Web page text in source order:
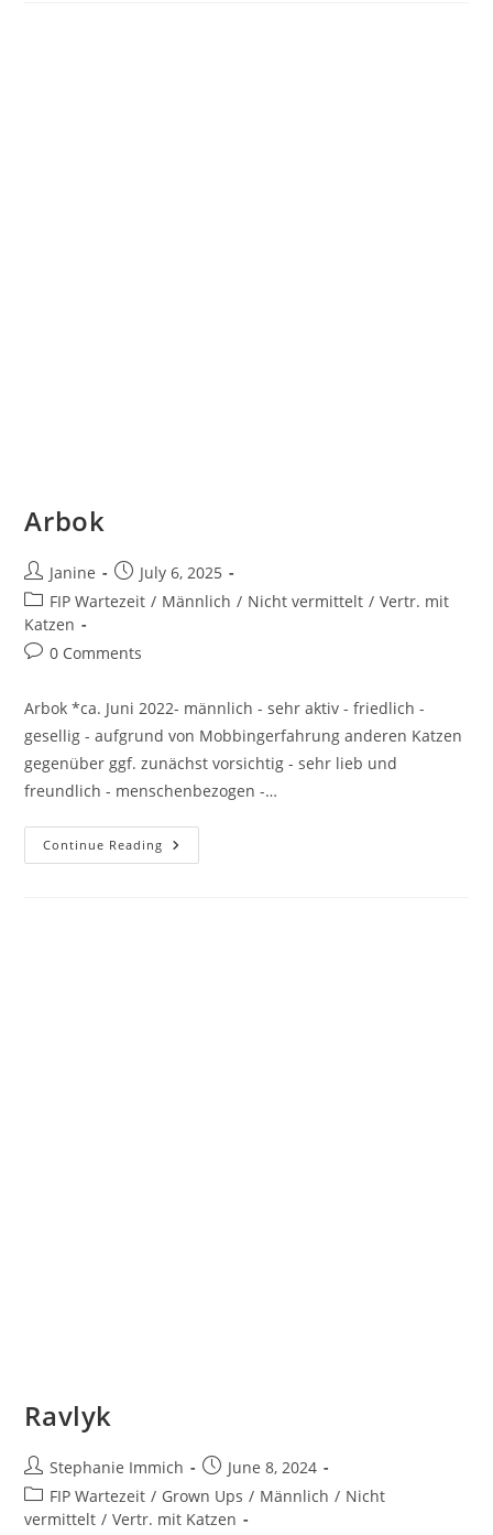
Arbok
Post
author:
Janine
Post
published:
July 6, 2025
Post
category:
FIP Wartezeit / Männlich / Nicht vermittelt / Vertr. mit
Katzen
Post0 Comments
Arbok *ca. Juni 2022- männlich - sehr aktiv - friedlich -
gesellig - aufgrund von Mobbingerfahrung anderen Katzen
gegenüber ggf. zunächst vorsichtig - sehr lieb und
freundlich - menschenbezogen -…
Continue Reading Arbok
Ravlyk
Post
author:
Stephanie Immich
Post
published:
June 8, 2024
Post
category:
FIP Wartezeit / Grown Ups / Männlich / Nicht
vermittelt / Vertr. mit Katzen